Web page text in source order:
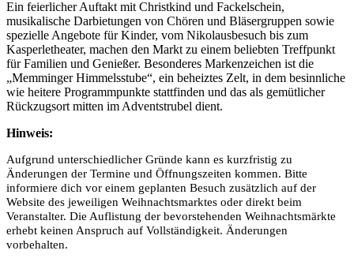
Ein feierlicher Auftakt mit Christkind und Fackelschein,
musikalische Darbietungen von Chören und Bläsergruppen sowie
spezielle Angebote für Kinder, vom Nikolausbesuch bis zum
Kasperletheater, machen den Markt zu einem beliebten Treffpunkt
für Familien und Genießer. Besonderes Markenzeichen ist die
„Memminger Himmelsstube“, ein beheiztes Zelt, in dem besinnliche
wie heitere Programmpunkte stattfinden und das als gemütlicher
Rückzugsort mitten im Adventstrubel dient.
Hinweis:
Aufgrund unterschiedlicher Gründe kann es kurzfristig zu
Änderungen der Termine und Öffnungszeiten kommen. Bitte
informiere dich vor einem geplanten Besuch zusätzlich auf der
Website des jeweiligen Weihnachtsmarktes oder direkt beim
Veranstalter. Die Auflistung der bevorstehenden Weihnachtsmärkte
erhebt keinen Anspruch auf Vollständigkeit. Änderungen
vorbehalten.